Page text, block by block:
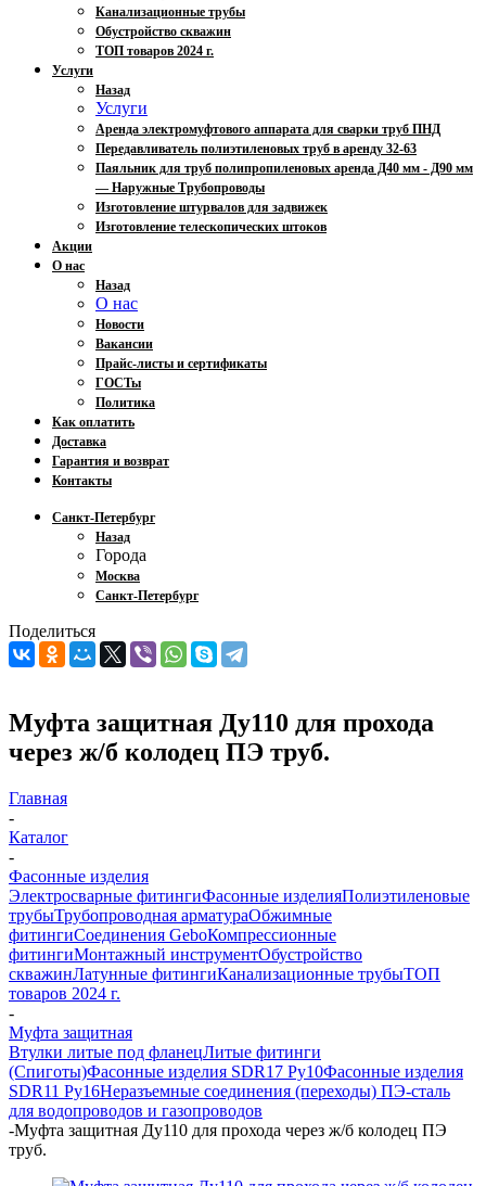
Канализационные трубы
Обустройство скважин
ТОП товаров 2024 г.
Услуги
Назад
Услуги
Аренда электромуфтового аппарата для сварки труб ПНД
Передавливатель полиэтиленовых труб в аренду 32-63
Паяльник для труб полипропиленовых аренда Д40 мм - Д90 мм
— Наружные Трубопроводы
Изготовление штурвалов для задвижек
Изготовление телескопических штоков
Акции
О нас
Назад
О нас
Новости
Вакансии
Прайс-листы и сертификаты
ГОСТы
Политика
Как оплатить
Доставка
Гарантия и возврат
Контакты
Санкт-Петербург
Назад
Города
Москва
Санкт-Петербург
Поделиться
Муфта защитная Ду110 для прохода
через ж/б колодец ПЭ труб.
Главная
-
Каталог
-
Фасонные изделия
Электросварные фитингиФасонные изделияПолиэтиленовые
трубыТрубопроводная арматураОбжимные
фитингиСоединения GeboКомпрессионные
фитингиМонтажный инструментОбустройство
скважинЛатунные фитингиКанализационные трубыТОП
товаров 2024 г.
-
Муфта защитная
Втулки литые под фланецЛитые фитинги
(Спиготы)Фасонные изделия SDR17 Ру10Фасонные изделия
SDR11 Ру16Неразъемные соединения (переходы) ПЭ-сталь
для водопроводов и газопроводов
-Муфта защитная Ду110 для прохода через ж/б колодец ПЭ
труб.